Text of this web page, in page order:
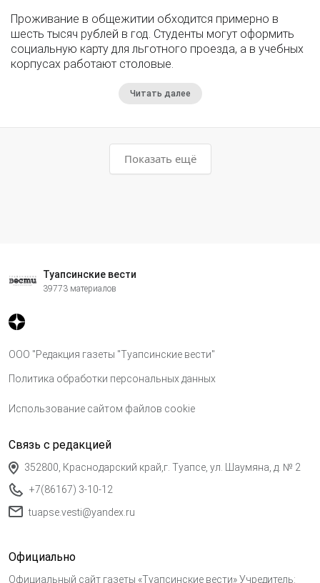
Проживание в общежитии обходится примерно в
шесть тысяч рублей в год. Студенты могут оформить
социальную карту для льготного проезда, а в учебных
корпусах работают столовые.
Читать далее
Показать ещё
Туапсинские вести
39773 материалов
ООО "Редакция газеты "Туапсинские вести"
Политика обработки персональных данных
Использование сайтом файлов cookie
Связь с редакцией
352800, Краснодарский край,г. Туапсе, ул. Шаумяна, д. № 2
+7(86167) 3-10-12
tuapse.vesti@yandex.ru
Официально
Официальный сайт газеты «Туапсинские вести» Учредитель: